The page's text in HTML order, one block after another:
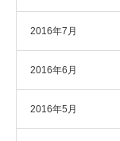
2016年7月
2016年6月
2016年5月